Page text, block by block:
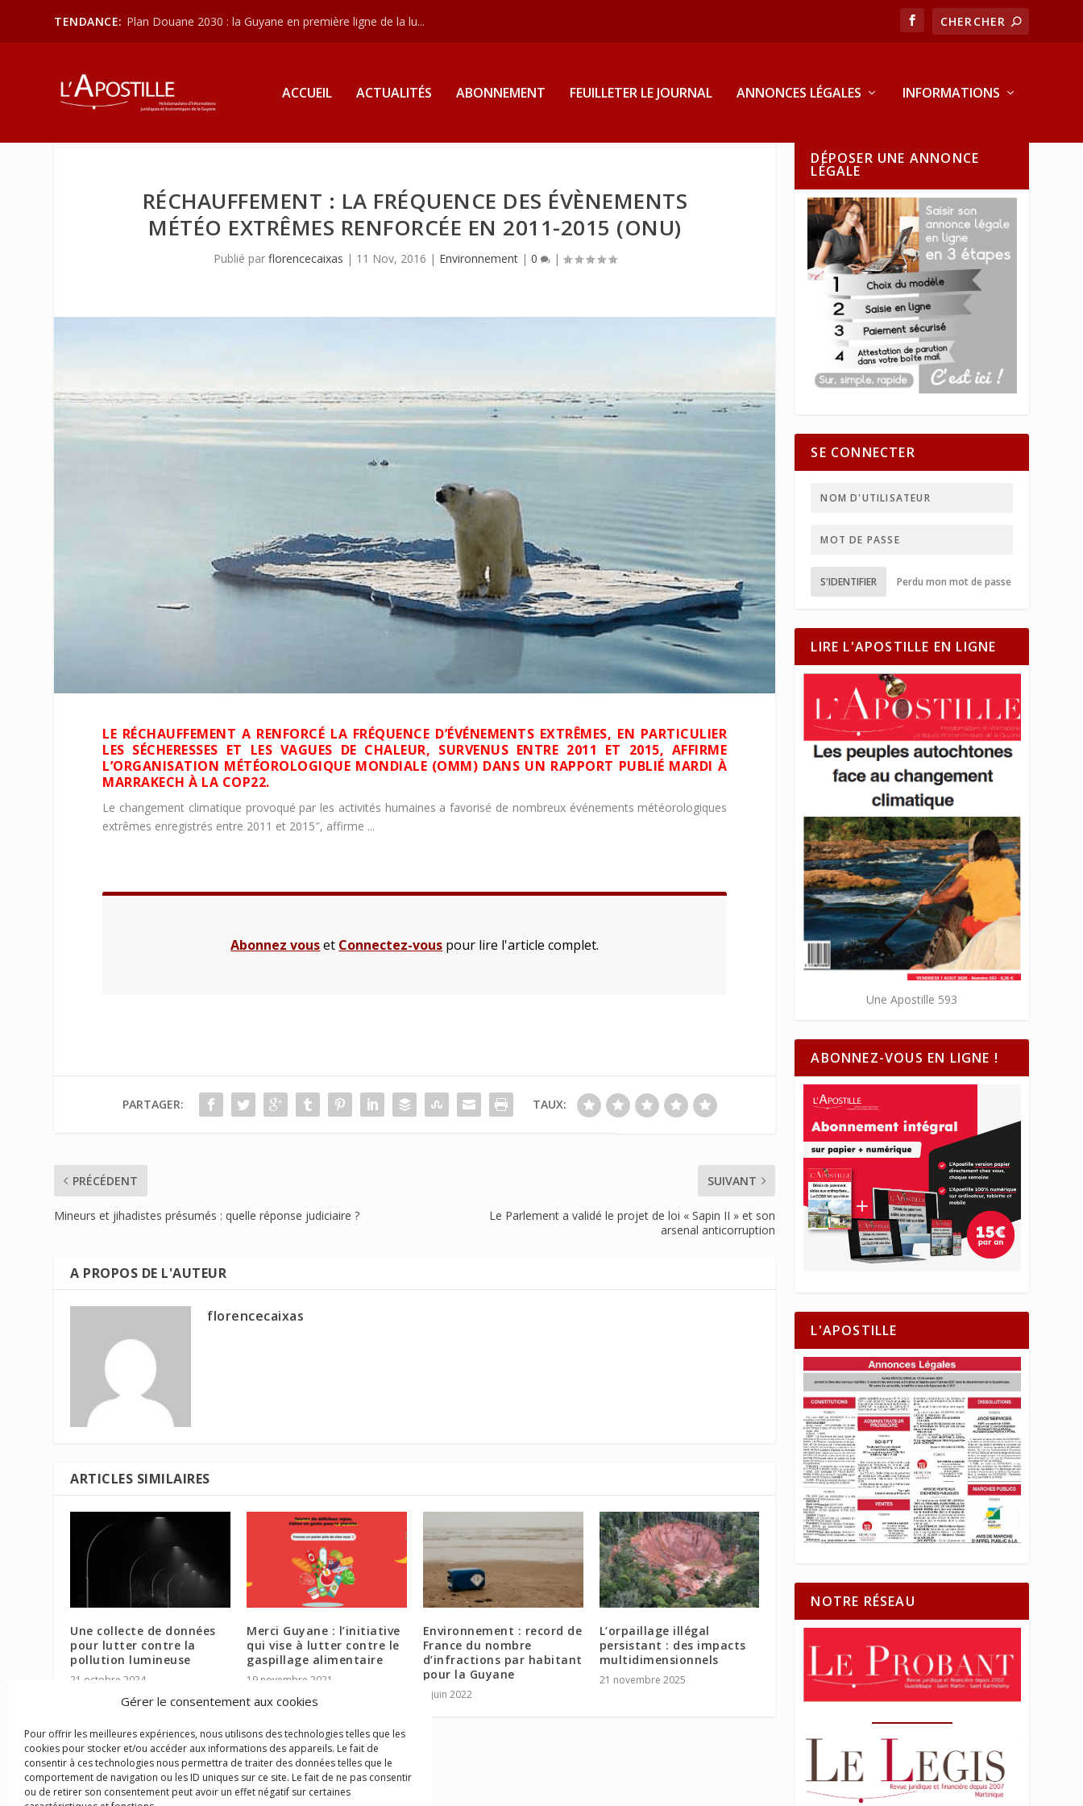
Gérer le consentement aux cookies
Pour offrir les meilleures expériences, nous utilisons des technologies telles que les
cookies pour stocker et/ou accéder aux informations des appareils. Le fait de
consentir à ces technologies nous permettra de traiter des données telles que le
comportement de navigation ou les ID uniques sur ce site. Le fait de ne pas consentir
ou de retirer son consentement peut avoir un effet négatif sur certaines
TENDANCE: Plan Douane 2030 : la Guyane en première ligne de la lu...
ACCUEIL ACTUALITÉS ABONNEMENT FEUILLETER LE JOURNAL ANNONCES LÉGALES INFORMATIONS
RÉCHAUFFEMENT : LA FRÉQUENCE DES ÉVÈNEMENTS
MÉTÉO EXTRÊMES RENFORCÉE EN 2011-2015 (ONU)
Publié par florencecaixas | 11 Nov, 2016 | Environnement| 0 |
LE RÉCHAUFFEMENT A RENFORCÉ LA FRÉQUENCE D’ÉVÉNEMENTS EXTRÊMES, EN PARTICULIER
LES SÉCHERESSES ET LES VAGUES DE CHALEUR, SURVENUS ENTRE 2011 ET 2015, AFFIRME
L’ORGANISATION MÉTÉOROLOGIQUE MONDIALE (OMM) DANS UN RAPPORT PUBLIÉ MARDI À
MARRAKECH À LA COP22.
Le changement climatique provoqué par les activités humaines a favorisé de nombreux événements météorologiques
extrêmes enregistrés entre 2011 et 2015″, affirme ...
Abonnez vouset Connectez-vous pour lire l'article complet.
PARTAGER: TAUX:
PRÉCÉDENT
Mineurs et jihadistes présumés : quelle réponse judiciaire ?
SUIVANT
Le Parlement a validé le projet de loi « Sapin II » et son
arsenal anticorruption
A PROPOS DE L'AUTEUR
florencecaixas
ARTICLES SIMILAIRES
Une collecte de données
pour lutter contre la
pollution lumineuse
21 octobre 2024
Merci Guyane : l’initiative
qui vise à lutter contre le
gaspillage alimentaire
19 novembre 2021
Environnement : record de
France du nombre
d’infractions par habitant
pour la Guyane
3 juin 2022
L’orpaillage illégal
persistant : des impacts
multidimensionnels
21 novembre 2025
DÉPOSER UNE ANNONCE
LÉGALE
SE CONNECTER
S'IDENTIFIER Perdu mon mot de passe
LIRE L'APOSTILLE EN LIGNE
Une Apostille 593
ABONNEZ-VOUS EN LIGNE !
L'APOSTILLE
NOTRE RÉSEAU